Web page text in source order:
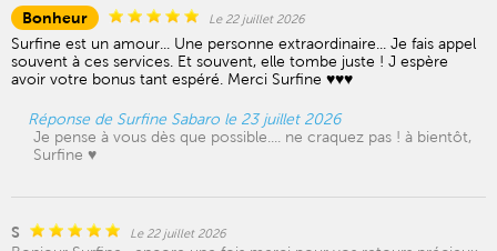
Bonheur Le 22 juillet 2026
Surfine est un amour... Une personne extraordinaire... Je fais appel
souvent à ces services. Et souvent, elle tombe juste ! J espère
avoir votre bonus tant espéré. Merci Surfine ♥️♥️♥️
Réponse de Surfine Sabaro le 23 juillet 2026
Je pense à vous dès que possible.... ne craquez pas ! à bientôt,
Surfine ♥️
S Le 22 juillet 2026